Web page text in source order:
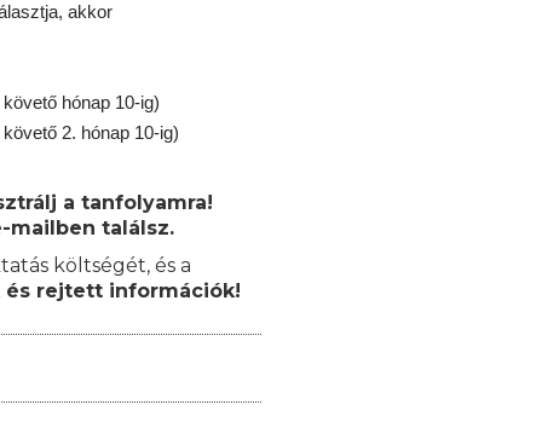
akkor
hónap 10-ig)
2. hónap 10-ig)
a tanfolyamra!
mailben találsz.
költségét, és a
rejtett információk!